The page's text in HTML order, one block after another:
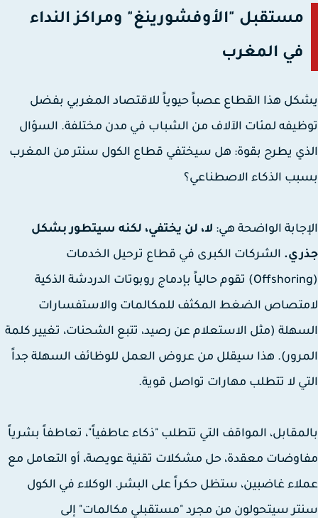
مستقبل "الأوفشورينغ" ومراكز النداء
في المغرب
هذا القطاع عصباً حيوياً للاقتصاد المغربي بفضل
لمئات الآلاف من الشباب في مدن مختلفة. السؤال
يطرح بقوة: هل سيختفي قطاع الكول سنتر من المغرب
الذكاء الاصطناعي؟
الواضحة هي:لا، لن يختفي، لكنه سيتطور بشكل
الشركات الكبرى في قطاع ترحيل الخدمات
(Offshoring) تقوم حالياً بإدماج روبوتات الدردشة الذكية
الضغط المكثف للمكالمات والاستفسارات
(مثل الاستعلام عن رصيد، تتبع الشحنات، تغيير كلمة
هذا سيقلل من عروض العمل للوظائف السهلة جداً
لا تتطلب مهارات تواصل قوية.
المواقف التي تتطلب "ذكاء عاطفياً"، تعاطفاً بشرياً
معقدة، حل مشكلات تقنية عويصة، أو التعامل مع
غاضبين، ستظل حكراً على البشر. الوكلاء في الكول
سيتحولون من مجرد "مستقبلي مكالمات" إلى